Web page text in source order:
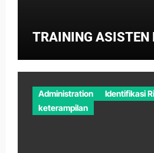
TRAINING ASISTEN
Administration Identifikasi
keterampilan